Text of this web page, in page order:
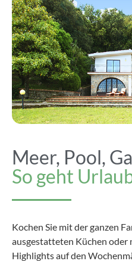
Meer, Pool,
So geht
Kochen Sie mit der ganzen
ausgestatteten Küchen oder
Highlights auf den